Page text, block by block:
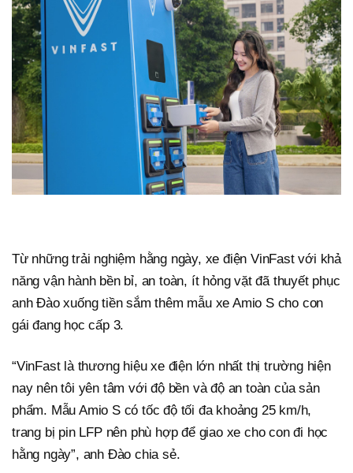
Từ những trải nghiệm hằng ngày, xe điện VinFast với khả
năng vận hành bền bỉ, an toàn, ít hỏng vặt đã thuyết phục
anh Đào xuống tiền sắm thêm mẫu xe Amio S cho con
gái đang học cấp 3.
“VinFast là thương hiệu xe điện lớn nhất thị trường hiện
nay nên tôi yên tâm với độ bền và độ an toàn của sản
phẩm. Mẫu Amio S có tốc độ tối đa khoảng 25 km/h,
trang bị pin LFP nên phù hợp để giao xe cho con đi học
hằng ngày”, anh Đào chia sẻ.